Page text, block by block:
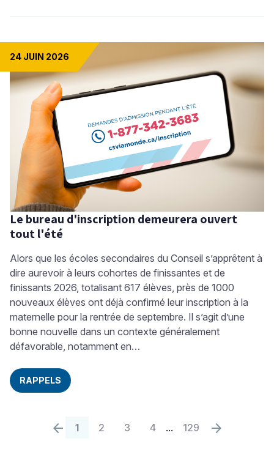
24 JUIN 2026
Le bureau d'inscription demeurera ouvert
tout l'été
Alors que les écoles secondaires du Conseil s’apprêtent à
dire aurevoir à leurs cohortes de finissantes et de
finissants 2026, totalisant 617 élèves, près de 1000
nouveaux élèves ont déjà confirmé leur inscription à la
maternelle pour la rentrée de septembre. Il s’agit d’une
bonne nouvelle dans un contexte généralement
défavorable, notamment en…
RAPPELS
arrow_back
PagePage
1de
Page
2de
Page
3de
Page
4de... Page
129de arrow_forward